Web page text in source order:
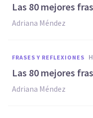
Las 80 mejores
Adriana Méndez
FRASES Y REFLEXIONES
Las 80 mejores
Adriana Méndez